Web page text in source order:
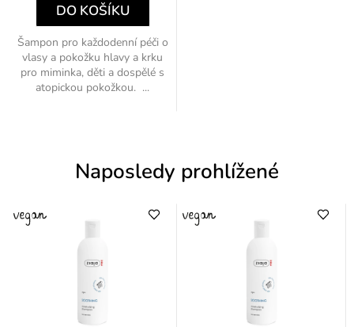
DO KOŠÍKU
Šampon pro každodenní péči o
vlasy a pokožku hlavy a krku
pro miminka, děti a dospělé s
atopickou pokožkou. ...
Naposledy prohlížené